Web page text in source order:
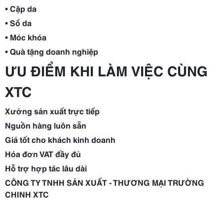
•Cặp da
•Sổ da
• Móc khóa
•Quà tặng doanh nghiệp
ƯU ĐIỂM KHI LÀM VIỆC CÙNG
XTC
Xưởng sản xuất trực tiếp
Nguồn hàng luôn sẵn
Giá tốt cho khách kinh doanh
Hóa đơn VAT đầy đủ
Hỗ trợ hợp tác lâu dài
CÔNG TY TNHH SẢN XUẤT - THƯƠNG MẠI TRƯỜNG
CHINH XTC